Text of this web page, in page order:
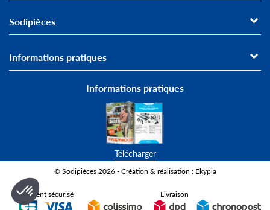
Sodipièces
Informations pratiques
Informations pratiques
Télécharger
© Sodipièces 2026 - Création & réalisation : Ekypia
Paiement sécurisé Livraison